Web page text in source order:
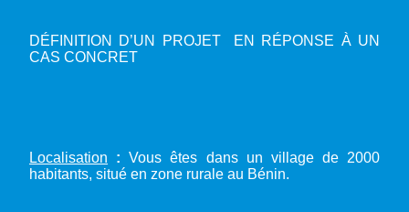
DÉFINITION D’UN PROJET EN RÉPONSE À UN
CAS CONCRET
Localisation :Vous êtes dans un village de 2000
habitants, situé en zone rurale au Bénin.